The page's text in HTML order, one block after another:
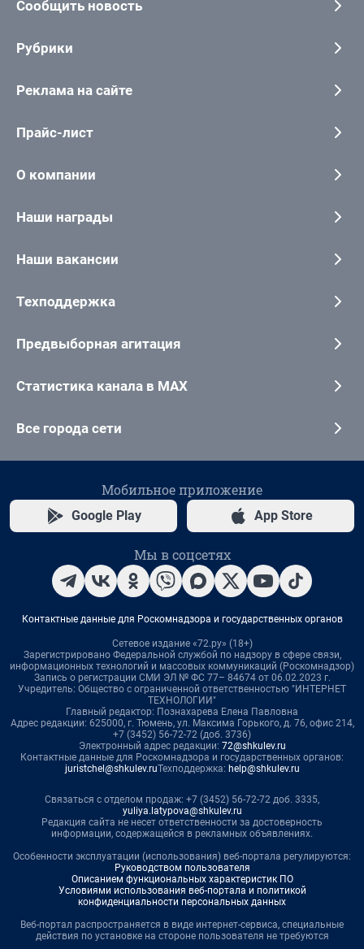
Сообщить новость
Рубрики
Реклама на сайте
Прайс-лист
О компании
Наши награды
Наши вакансии
Техподдержка
Предвыборная агитация
Статистика канала в MAX
Все города сети
Мобильное приложение
Google Play App Store
Мы в соцсетях
Контактные данные для Роскомнадзора и государственных органов
Сетевое издание «72.ру» (18+)
Зарегистрировано Федеральной службой по надзору в сфере связи,
информационных технологий и массовых коммуникаций (Роскомнадзор)
Запись о регистрации СМИ ЭЛ № ФС 77– 84674 от 06.02.2023 г.
Учредитель: Общество с ограниченной ответственностью "ИНТЕРНЕТ
ТЕХНОЛОГИИ"
Главный редактор: Познахарева Елена Павловна
Адрес редакции: 625000, г. Тюмень, ул. Максима Горького, д. 76, офис 214,
+7 (3452) 56-72-72 (доб. 3736)
Электронный адрес редакции: 72@shkulev.ru
Контактные данные для Роскомнадзора и государственных органов:
juristchel@shkulev.ruТехподдержка: help@shkulev.ru
Связаться с отделом продаж: +7 (3452) 56-72-72 доб. 3335,
yuliya.latypova@shkulev.ru
Редакция сайта не несет ответственности за достоверность
информации, содержащейся в рекламных объявлениях.
Особенности эксплуатации (использования) веб-портала регулируются:
Руководством пользователя
Описанием функциональных характеристик ПО
Условиями использования веб-портала и политикой
конфиденциальности персональных данных
Веб-портал распространяется в виде интернет-сервиса, специальные
действия по установке на стороне пользователя не требуются